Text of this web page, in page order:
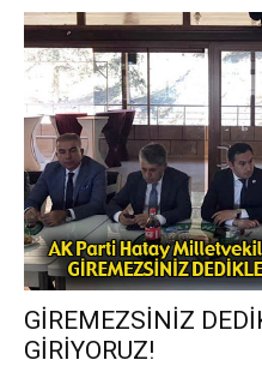
GİREMEZSİNİZ
GİRİYORUZ!